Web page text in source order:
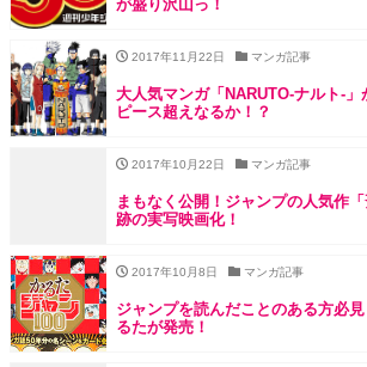
が盛り沢山っ！
2017年11月22日 マンガ記事
大人気マンガ「NARUTO-ナルト-
ピース超えなるか！？
2017年10月22日 マンガ記事
まもなく公開！ジャンプの人気作
跡の実写映画化！
2017年10月8日 マンガ記事
ジャンプを読んだことのある方必
るたが発売！